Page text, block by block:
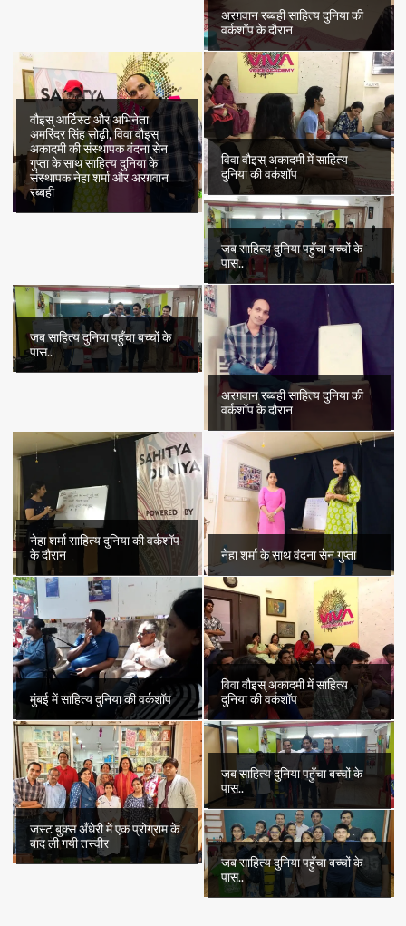
अरग़वान रब्बही साहित्य दुनिया की
वर्कशॉप के दौरान
वौइस् आर्टिस्ट और अभिनेता
अमरिंदर सिंह सोढ़ी, विवा वौइस्
अकादमी की संस्थापक वंदना सेन
गुप्ता के साथ साहित्य दुनिया के
संस्थापक नेहा शर्मा और अरग़वान
रब्बही
विवा वौइस् अकादमी में साहित्य
दुनिया की वर्कशॉप
जब साहित्य दुनिया पहुँचा बच्चों के
पास..
जब साहित्य दुनिया पहुँचा बच्चों के
पास..
अरग़वान रब्बही साहित्य दुनिया की
वर्कशॉप के दौरान
नेहा शर्मा साहित्य दुनिया की वर्कशॉप
के दौरान
नेहा शर्मा के साथ वंदना सेन गुप्ता
मुंबई में साहित्य दुनिया की वर्कशॉप
विवा वौइस् अकादमी में साहित्य
दुनिया की वर्कशॉप
जस्ट बुक्स अँधेरी में एक प्रोग्राम के
बाद ली गयी तस्वीर
जब साहित्य दुनिया पहुँचा बच्चों के
पास..
जब साहित्य दुनिया पहुँचा बच्चों के
पास..